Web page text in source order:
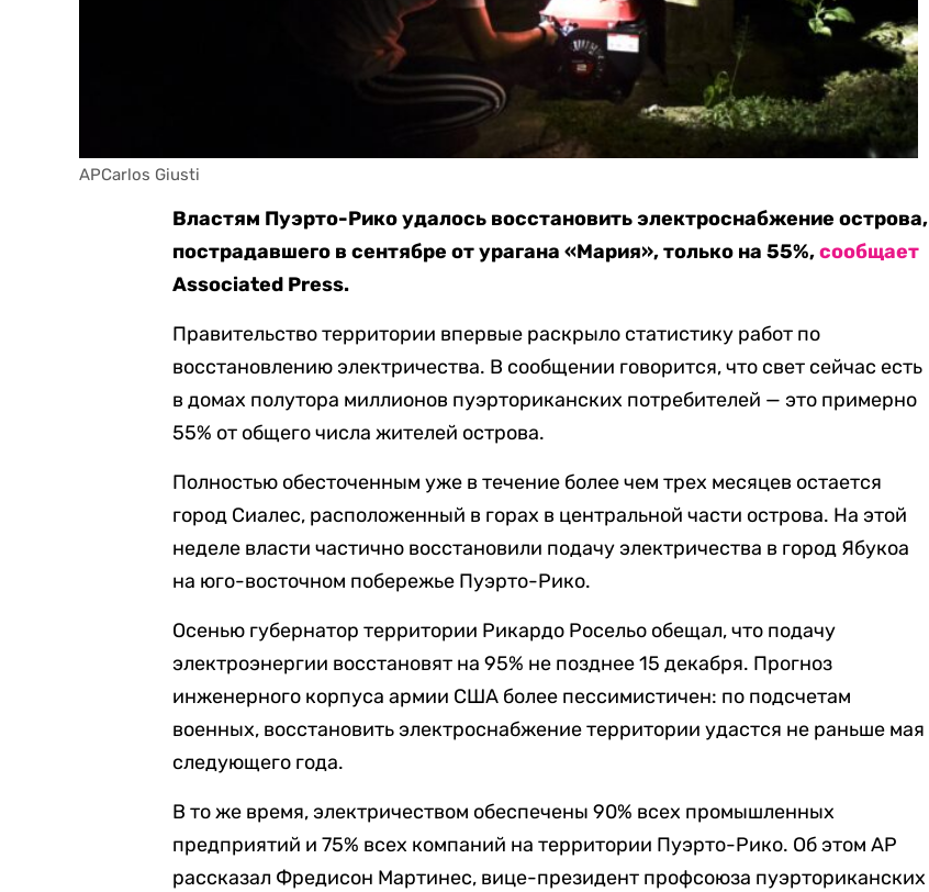
APCarlos Giusti
Властям Пуэрто-Рико удалось восстановить электроснабжение острова,
пострадавшего в сентябре от урагана «Мария», только на 55%,сообщает
Associated Press.
Правительство территории впервые раскрыло статистику работ по
восстановлению электричества. В сообщении говорится, что свет сейчас есть
в домах полутора миллионов пуэрториканских потребителей — это примерно
55% от общего числа жителей острова.
Полностью обесточенным уже в течение более чем трех месяцев остается
город Сиалес, расположенный в горах в центральной части острова. На этой
неделе власти частично восстановили подачу электричества в город Ябукоа
на юго-восточном побережье Пуэрто-Рико.
Осенью губернатор территории Рикардо Росельо обещал, что подачу
электроэнергии восстановят на 95% не позднее 15 декабря. Прогноз
инженерного корпуса армии США более пессимистичен: по подсчетам
военных, восстановить электроснабжение территории удастся не раньше мая
следующего года.
В то же время, электричеством обеспечены 90% всех промышленных
предприятий и 75% всех компаний на территории Пуэрто-Рико. Об этом АР
рассказал Фредисон Мартинес, вице-президент профсоюза пуэрториканских